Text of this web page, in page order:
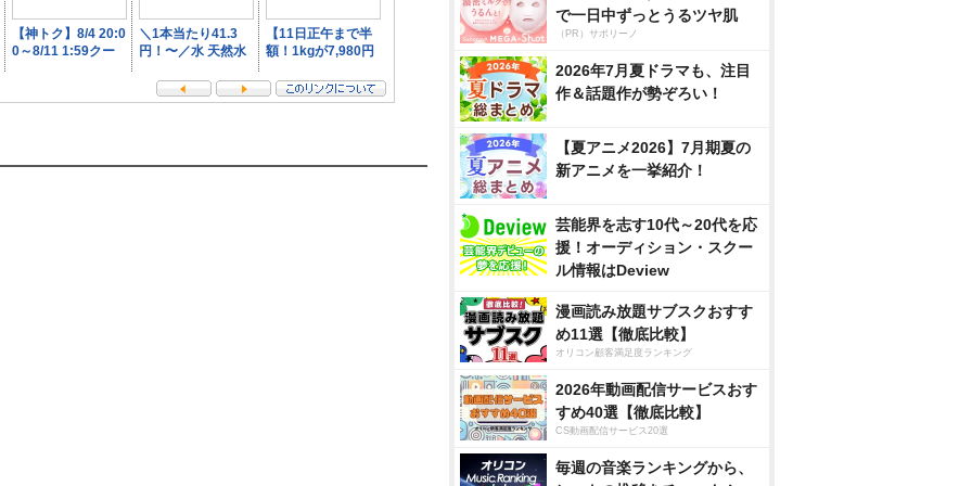
で一日中ずっとうるツヤ肌
（PR）サボリーノ
2026年7月夏ドラマも、注目
作＆話題作が勢ぞろい！
【夏アニメ2026】7月期夏の
新アニメを一挙紹介！
芸能界を志す10代～20代を応
援！オーディション・スクー
ル情報はDeview
漫画読み放題サブスクおすす
め11選【徹底比較】
オリコン顧客満足度ランキング
2026年動画配信サービスおす
すめ40選【徹底比較】
CS動画配信サービス20選
毎週の音楽ランキングから、